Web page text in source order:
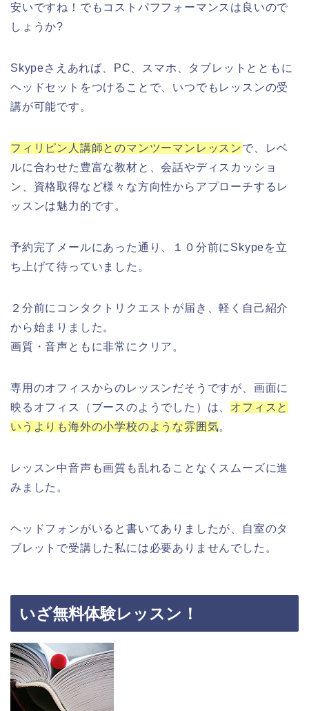
安いですね！でもコストパフフォーマンスは良いので
しょうか?
Skypeさえあれば、PC、スマホ、タブレットとともに
ヘッドセットをつけることで、いつでもレッスンの受
講が可能です。
フィリピン人講師とのマンツーマンレッスンで、レベ
ルに合わせた豊富な教材と、会話やディスカッショ
ン、資格取得など様々な方向性からアプローチするレ
ッスンは魅力的です。
予約完了メールにあった通り、１０分前にSkypeを立
ち上げて待っていました。
２分前にコンタクトリクエストが届き、軽く自己紹介
から始まりました。
画質・音声ともに非常にクリア。
専用のオフィスからのレッスンだそうですが、画面に
映るオフィス（ブースのようでした）は、 オフィスと
いうよりも海外の小学校のような雰囲気。
レッスン中音声も画質も乱れることなくスムーズに進
みました。
ヘッドフォンがいると書いてありましたが、自室のタ
ブレットで受講した私には必要ありませんでした。
いざ無料体験レッスン！